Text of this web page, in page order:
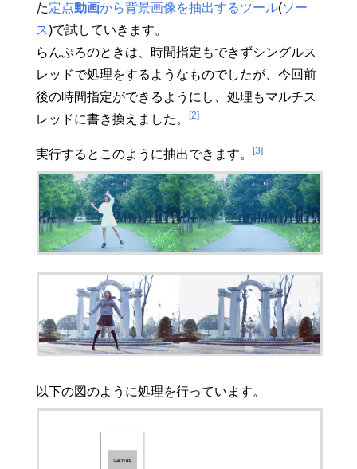
た定点動画から背景画像を抽出するツール(ソー
ス)で試していきます。
らんぷろのときは、時間指定もできずシングルス
レッドで処理をするようなものでしたが、今回前
後の時間指定ができるようにし、処理もマルチス
レッドに書き換えました。
[2]
実行するとこのように抽出できます。 [3]
以下の図のように処理を行っています。